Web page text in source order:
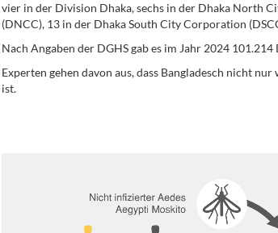
vier in der Division Dhaka, sechs in der Dhaka North
(DNCC), 13 in der Dhaka South City Corporation
Nach Angaben der DGHS gab es im Jahr 2024
Experten gehen davon aus, dass Bangladesch nicht
ist.